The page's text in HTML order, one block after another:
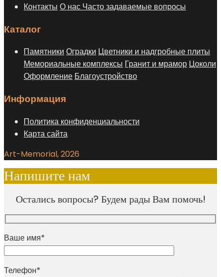
Контакты О нас Часто задаваемые вопросы
Каталог
Памятники Оградки Цветники и надгробные плиты
Мемориальные комплексы Гранит и мрамор Цоколи
Оформление Благоустройство
Информация
Политика конфиденциальности
Карта сайта
Art-Memorial, 2026
Напишите нам
Остались вопросы? Будем рады Вам помочь!
Ваше имя*
Телефон*